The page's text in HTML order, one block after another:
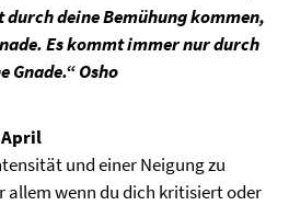
deine Bemühung kommen,
Es kommt immer nur durch
Gnade.“ Osho
April
und einer Neigung zu
allem wenn du dich kritisiert oder